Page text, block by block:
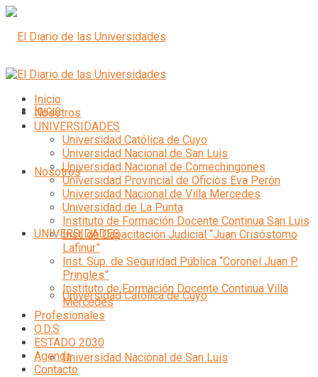
Inicio
Nosotros
UNIVERSIDADES
Universidad Católica de Cuyo
Universidad Nacional de San Luis
Inicio
Nosotros
UNIVERSIDADES
Universidad Católica de Cuyo
Universidad Nacional de San Luis
Universidad Nacional de Comechingones
Universidad Provincial de Oficios Eva Perón
Universidad Nacional de Villa Mercedes
Universidad de La Punta
Instituto de Formación Docente Continua San Luis
Inst. de Capacitación Judicial “Juan Crisóstomo
Lafinur”
Inst. Sup. de Seguridad Pública “Coronel Juan P.
Pringles”
Instituto de Formación Docente Continua Villa
Mercedes
Profesionales
O.D.S
ESTADO 2030
Agenda
Contacto